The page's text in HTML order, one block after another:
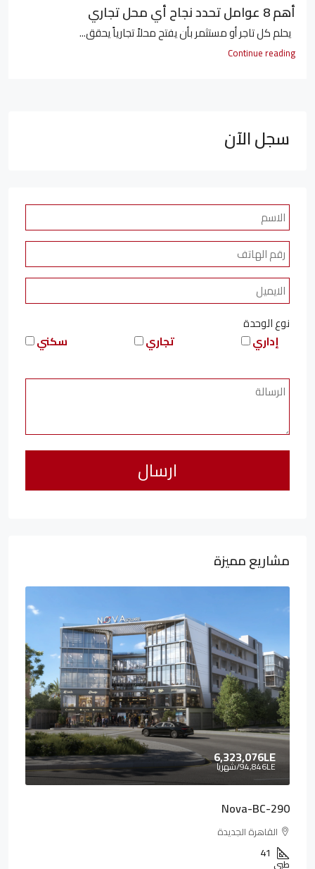
أهم 8 عوامل تحدد نجاح أي محل تجاري
يحلم كل تاجر أو مستثمر بأن يفتح محلاً تجارياً يحقق...
Continue reading
سجل الآن
نوع الوحدة
سكني
تجاري إداري
مشاريع مميزة
6,323,076LE
94,846LE/شهريا
Nova-BC-290
القاهرة الجديدة
41
طبي